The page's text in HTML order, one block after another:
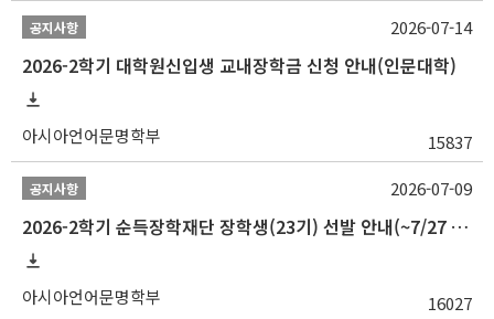
공지사항
2026-2학기 대학원신입생 교내장학금 신청 안내(인문대학)
아시아언어문명학부 15837
2026-07-14
공지사항
2026-2학기 순득장학재단 장학생(23기) 선발 안내(~7/27 10:00)
아시아언어문명학부 16027
2026-07-09